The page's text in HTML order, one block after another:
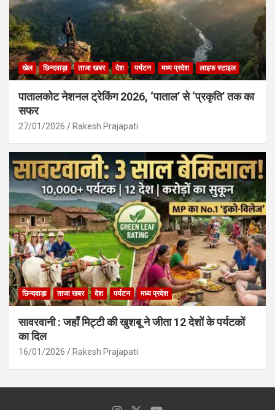
खेल छिन्दवाड़ा ताजा खबर देश पर्यटन मध्य प्रदेश लाइफ स्टाइल
पातालकोट नेशनल ट्रेकिंग 2026, ‘पाताल’ से ‘प्रकृति’ तक का
सफर
27/01/2026 Rakesh Prajapati
छिन्दवाड़ा ताजा खबर देश पर्यटन मध्य प्रदेश
सावरवानी : जहाँ मिट्टी की खुशबू ने जीता 12 देशों के पर्यटकों
का दिल
16/01/2026 Rakesh Prajapati